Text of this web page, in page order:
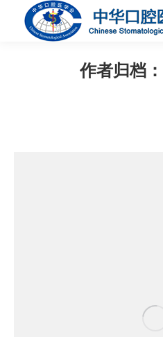
作者归档：